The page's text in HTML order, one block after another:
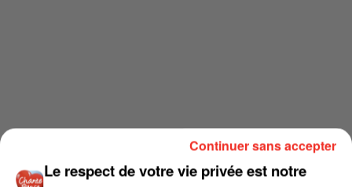
Le respect de votre vie privée est notre
Continuer sans accepter